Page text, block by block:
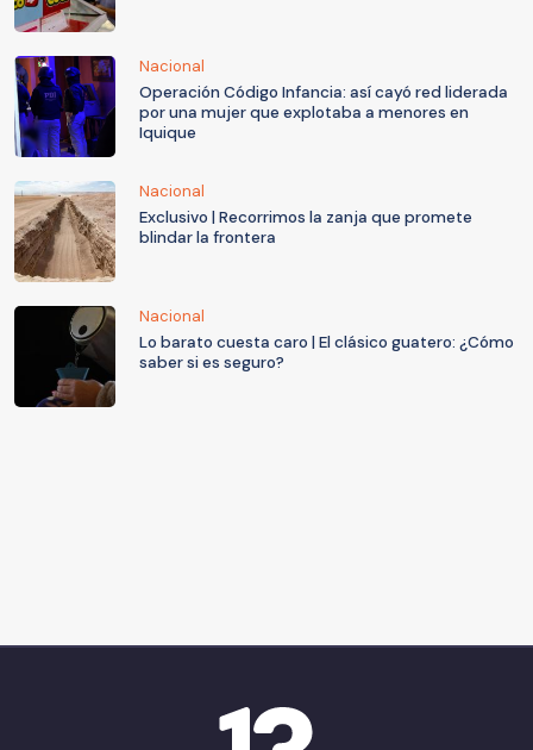
Nacional
Operación Código Infancia: así cayó red liderada
por una mujer que explotaba a menores en
Iquique
Nacional
Exclusivo | Recorrimos la zanja que promete
blindar la frontera
Nacional
Lo barato cuesta caro | El clásico guatero: ¿Cómo
saber si es seguro?